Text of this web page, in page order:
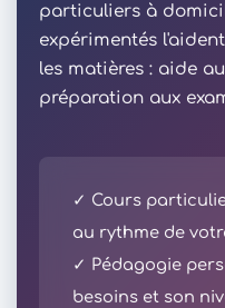
particuliers à
expérimentés
les matières : aide
préparation aux
✓ Cours
au rythme de
✓ Pédagogie
besoins et son